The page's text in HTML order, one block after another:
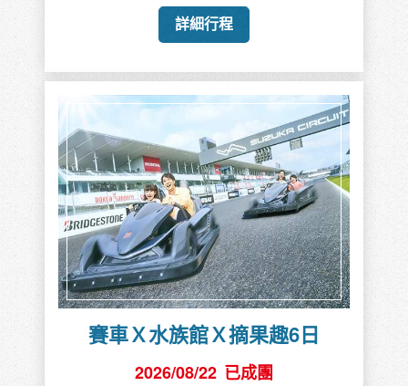
詳細行程
賽車Ｘ水族館Ｘ摘果趣6日
2026/08/22 已成團